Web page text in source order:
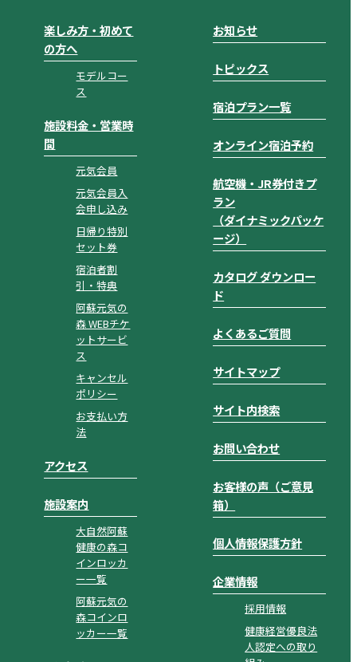
楽しみ方・初めて
の方へ
モデルコー
ス
施設料金・営業時
間
元気会員
元気会員入
会申し込み
日帰り特別
セット券
宿泊者割
引・特典
阿蘇元気の
森 WEBチケ
ットサービ
ス
キャンセル
ポリシー
お支払い方
法
アクセス
施設案内
大自然阿蘇
健康の森コ
インロッカ
ー一覧
阿蘇元気の
森コインロ
ッカー一覧
お知らせ
トピックス
宿泊プラン一覧
オンライン宿泊予約
航空機・JR券付きプ
ラン
（ダイナミックパッケ
ージ）
カタログ ダウンロー
ド
よくあるご質問
サイトマップ
サイト内検索
お問い合わせ
お客様の声（ご意見
箱）
個人情報保護方針
企業情報
採用情報
健康経営優良法
人認定への取り